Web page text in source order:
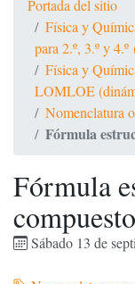
Portada del sitio
Física y
para 2.º, 3.º y
Física y
LOMLOE
Nomenclatura
Fórmula
Fórmula
Sábado 13 de